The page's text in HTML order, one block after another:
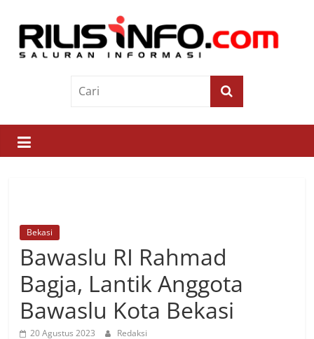
contentRilis
Saluran
Informasi
Bekasi
Bawaslu RI Rahmad
Bagja, Lantik Anggota
Bawaslu Kota Bekasi
20 Agustus 2023 Redaksi